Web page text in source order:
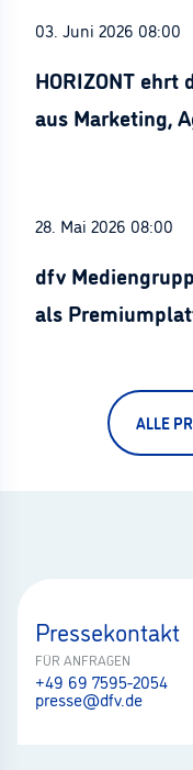
03. Juni 2026 08:00
HORIZONT ehrt
aus Marketing,
28. Mai 2026 08:00
dfv
als
ALLE
Pressekontakt
FÜR ANFRAGEN
+49 69 7595-2054
presse@dfv.de